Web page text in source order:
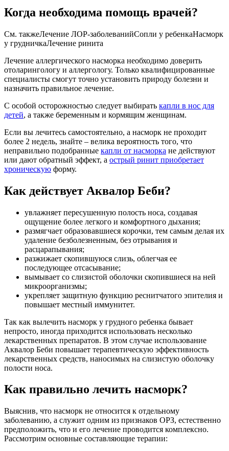
Когда необходима помощь врачей?
См. такжеЛечение ЛОР-заболеванийСопли у ребенкаНасморк
у грудничкаЛечение ринита
Лечение аллергического насморка необходимо доверить
отоларингологу и аллергологу. Только квалифицированные
специалисты смогут точно установить природу болезни и
назначить правильное лечение.
С особой осторожностью следует выбирать капли в нос для
детей, а также беременным и кормящим женщинам.
Если вы лечитесь самостоятельно, а насморк не проходит
более 2 недель, знайте – велика вероятность того, что
неправильно подобранные капли от насморка не действуют
или дают обратный эффект, а острый ринит приобретает
хроническую форму.
Как действует Аквалор Беби?
увлажняет пересушенную полость носа, создавая
ощущение более легкого и комфортного дыхания;
размягчает образовавшиеся корочки, тем самым делая их
удаление безболезненным, без отрывания и
расцарапывания;
разжижает скопившуюся слизь, облегчая ее
последующее отсасывание;
вымывает со слизистой оболочки скопившиеся на ней
микроорганизмы;
укрепляет защитную функцию реснитчатого эпителия и
повышает местный иммунитет.
Так как вылечить насморк у грудного ребенка бывает
непросто, иногда приходится использовать несколько
лекарственных препаратов. В этом случае использование
Аквалор Беби повышает терапевтическую эффективность
лекарственных средств, наносимых на слизистую оболочку
полости носа.
Как правильно лечить насморк?
Выяснив, что насморк не относится к отдельному
заболеванию, а служит одним из признаков ОРЗ, естественно
предположить, что и его лечение проводится комплексно.
Рассмотрим основные составляющие терапии: